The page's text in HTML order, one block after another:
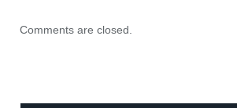
Comments are closed.